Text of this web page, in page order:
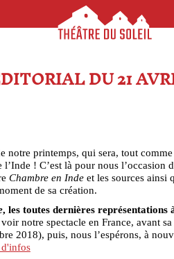
DU 21
notre printemps, qui sera, tout
! C’est là pour nous l’occasion
Chambre en Indeet les sources ainsi
de sa création.
, les toutes dernières représentations
notre spectacle en France, avant
2018), puis, nous l’espérons, à